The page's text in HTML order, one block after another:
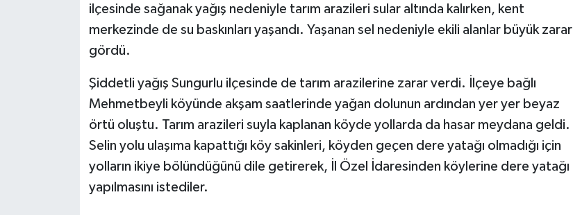
ilçesinde sağanak yağış nedeniyle tarım arazileri sular altında kalırken, kent
merkezinde de su baskınları yaşandı. Yaşanan sel nedeniyle ekili alanlar büyük zarar
gördü.
Şiddetli yağış Sungurlu ilçesinde de tarım arazilerine zarar verdi. İlçeye bağlı
Mehmetbeyli köyünde akşam saatlerinde yağan dolunun ardından yer yer beyaz
örtü oluştu. Tarım arazileri suyla kaplanan köyde yollarda da hasar meydana geldi.
Selin yolu ulaşıma kapattığı köy sakinleri, köyden geçen dere yatağı olmadığı için
yolların ikiye bölündüğünü dile getirerek, İl Özel İdaresinden köylerine dere yatağı
yapılmasını istediler.